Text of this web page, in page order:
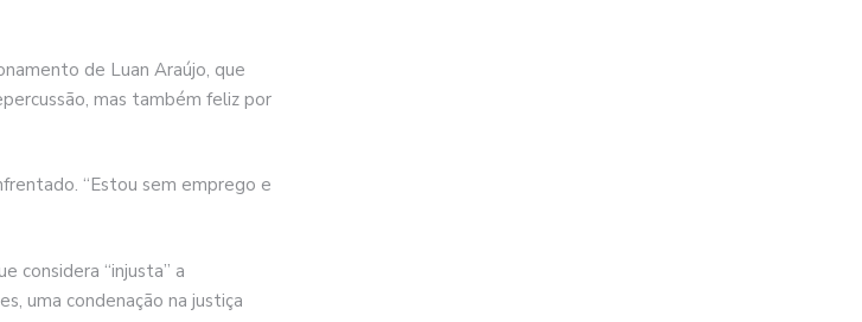
de Luan Araújo, que
mas também feliz por
“Estou sem emprego e
considera “injusta” a
uma condenação na justiça